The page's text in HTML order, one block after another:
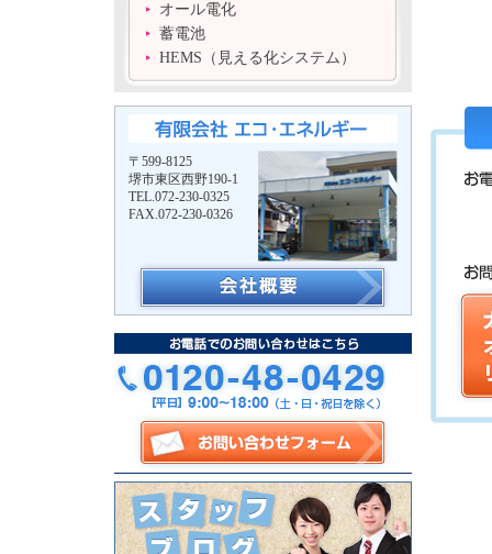
オール電化
蓄電池
HEMS（見える化システム）
〒599-8125
堺市東区西野190-1
TEL.072-230-0325
FAX.072-230-0326